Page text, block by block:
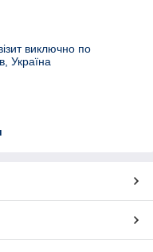
виключно по
Україна